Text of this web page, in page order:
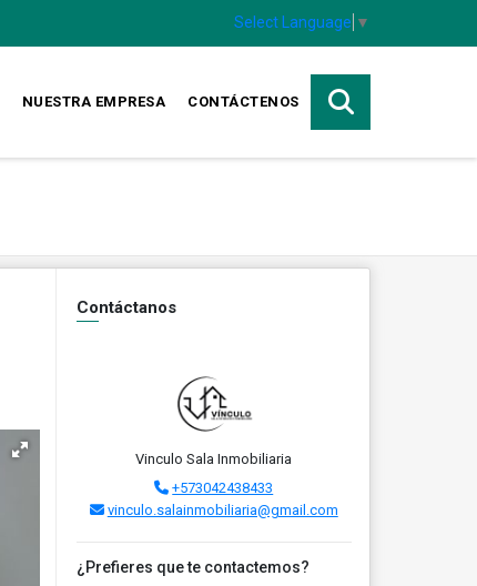
Select Language ▼
NUESTRA EMPRESA CONTÁCTENOS
Contáctanos
Vinculo Sala Inmobiliaria
+573042438433
vinculo.salainmobiliaria@gmail.com
¿Prefieres que te contactemos?